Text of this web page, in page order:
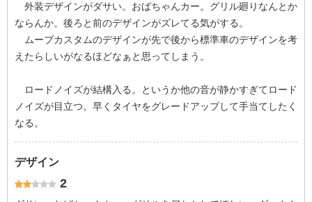
外装デザインがダサい。おばちゃんカー。グリル廻りなんとか
ならんか。後ろと前のデザインがズレてる気がする。
ムーブカスタムのデザインが先で後から標準車のデザインを考
えたらしいがなるほどなぁと思ってしまう。
ロードノイズが結構入る。というか他の音が静かすぎてロード
ノイズが目立つ。早くタイヤをグレードアップして手当てしたく
なる。
デザイン
2